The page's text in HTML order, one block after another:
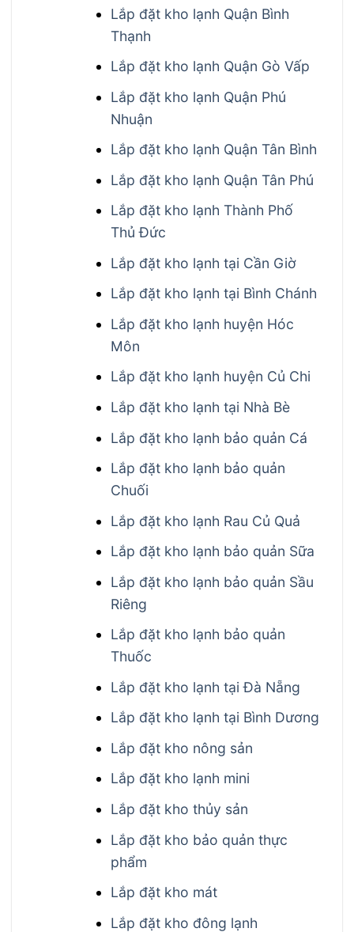
Lắp đặt kho lạnh Quận Bình
Thạnh
Lắp đặt kho lạnh Quận Gò Vấp
Lắp đặt kho lạnh Quận Phú
Nhuận
Lắp đặt kho lạnh Quận Tân Bình
Lắp đặt kho lạnh Quận Tân Phú
Lắp đặt kho lạnh Thành Phố
Thủ Đức
Lắp đặt kho lạnh tại Cần Giờ
Lắp đặt kho lạnh tại Bình Chánh
Lắp đặt kho lạnh huyện Hóc
Môn
Lắp đặt kho lạnh huyện Củ Chi
Lắp đặt kho lạnh tại Nhà Bè
Lắp đặt kho lạnh bảo quản Cá
Lắp đặt kho lạnh bảo quản
Chuối
Lắp đặt kho lạnh Rau Củ Quả
Lắp đặt kho lạnh bảo quản Sữa
Lắp đặt kho lạnh bảo quản Sầu
Riêng
Lắp đặt kho lạnh bảo quản
Thuốc
Lắp đặt kho lạnh tại Đà Nẵng
Lắp đặt kho lạnh tại Bình Dương
Lắp đặt kho nông sản
Lắp đặt kho lạnh mini
Lắp đặt kho thủy sản
Lắp đặt kho bảo quản thực
phẩm
Lắp đặt kho mát
Lắp đặt kho đông lạnh